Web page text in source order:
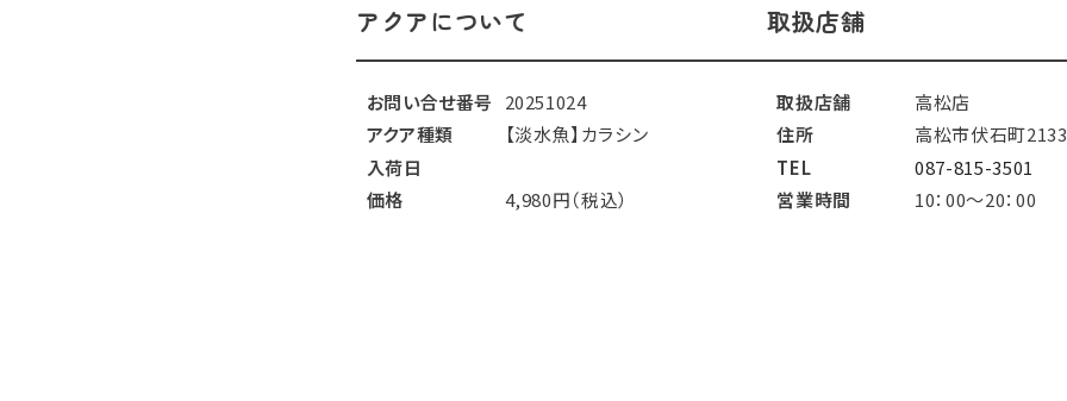
アクアについて
お問い合せ番号
20251024
アクア種類
【淡水魚】カラシン
入荷日
価格
4,980円（税込）
取扱店舗
取扱店舗
高松店
住所
高松市伏石町
TEL
087-815-3501
営業時間
10：00～20：00